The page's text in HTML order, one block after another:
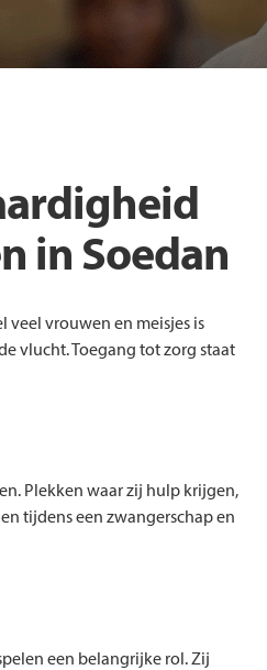
Vacatures
in Soedan
veel vrouwen en meisjes is
vlucht. Toegang tot zorg staat
Plekken waar zij hulp krijgen,
tijdens een zwangerschap en
een belangrijke rol. Zij